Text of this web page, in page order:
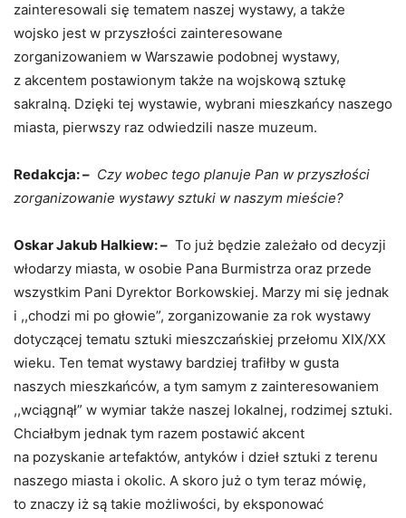
zainteresowali się tematem naszej wystawy, a także
wojsko jest w przyszłości zainteresowane
zorganizowaniem w Warszawie podobnej wystawy,
z akcentem postawionym także na wojskową sztukę
sakralną. Dzięki tej wystawie, wybrani mieszkańcy naszego
miasta, pierwszy raz odwiedzili nasze muzeum.
Redakcja: – Czy wobec tego planuje Pan w przyszłości
zorganizowanie wystawy sztuki w naszym mieście?
Oskar Jakub Halkiew: – To już będzie zależało od decyzji
włodarzy miasta, w osobie Pana Burmistrza oraz przede
wszystkim Pani Dyrektor Borkowskiej. Marzy mi się jednak
i ,,chodzi mi po głowie”, zorganizowanie za rok wystawy
dotyczącej tematu sztuki mieszczańskiej przełomu XIX/XX
wieku. Ten temat wystawy bardziej trafiłby w gusta
naszych mieszkańców, a tym samym z zainteresowaniem
,,wciągnął” w wymiar także naszej lokalnej, rodzimej sztuki.
Chciałbym jednak tym razem postawić akcent
na pozyskanie artefaktów, antyków i dzieł sztuki z terenu
naszego miasta i okolic. A skoro już o tym teraz mówię,
to znaczy iż są takie możliwości, by eksponować